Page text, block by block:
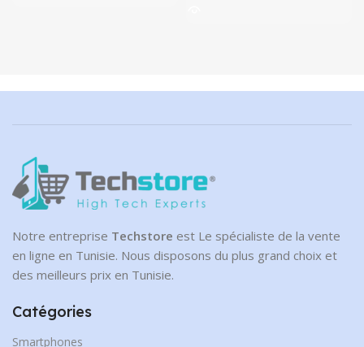
Notre entreprise Techstore est Le spécialiste de la vente
en ligne en Tunisie. Nous disposons du plus grand choix et
des meilleurs prix en Tunisie.
Catégories
Smartphones